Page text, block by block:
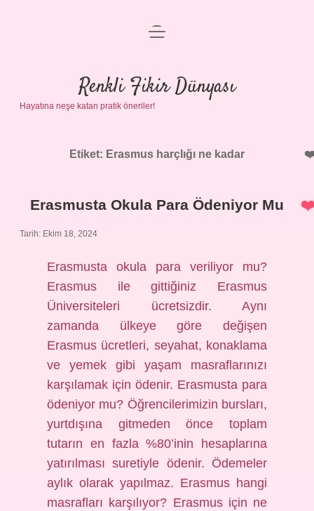
Anasayfa
Gizlilik Politikası
Yasal Uyarı
menüyü
Renkli Fikir Dünyası
Hayatına neşe katan pratik öneriler!
Etiket: Erasmus harçlığı ne kadar
Erasmusta Okula Para Ödeniyor Mu
Tarih: Ekim 18, 2024
Erasmusta okula para veriliyor mu?
Erasmus ile gittiğiniz Erasmus
Üniversiteleri ücretsizdir. Aynı
zamanda ülkeye göre değişen
Erasmus ücretleri, seyahat, konaklama
ve yemek gibi yaşam masraflarınızı
karşılamak için ödenir. Erasmusta para
ödeniyor mu? Öğrencilerimizin bursları,
yurtdışına gitmeden önce toplam
tutarın en fazla %80’inin hesaplarına
yatırılması suretiyle ödenir. Ödemeler
aylık olarak yapılmaz. Erasmus hangi
masrafları karşılıyor? Erasmus için ne